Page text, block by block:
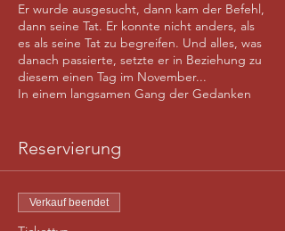
Er wurde ausgesucht, dann kam der Befehl,
dann seine Tat. Er konnte nicht anders, als
es als seine Tat zu begreifen. Und alles, was
danach passierte, setzte er in Beziehung zu
diesem einen Tag im November...
In einem langsamen Gang der Gedanken
münden in einem Versuch der
Wiedergutmachung.
In der multimedialen Inszenierung aus
Schauspiel, Musik und Videoprojektionen
Reservierung
Verkauf beendet